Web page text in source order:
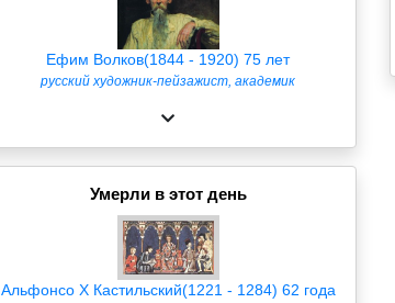
Ефим Волков(1844 - 1920) 75 лет
русский художник-пейзажист, академик
Умерли в этот день
Альфонсо X Кастильский(1221 - 1284) 62 года